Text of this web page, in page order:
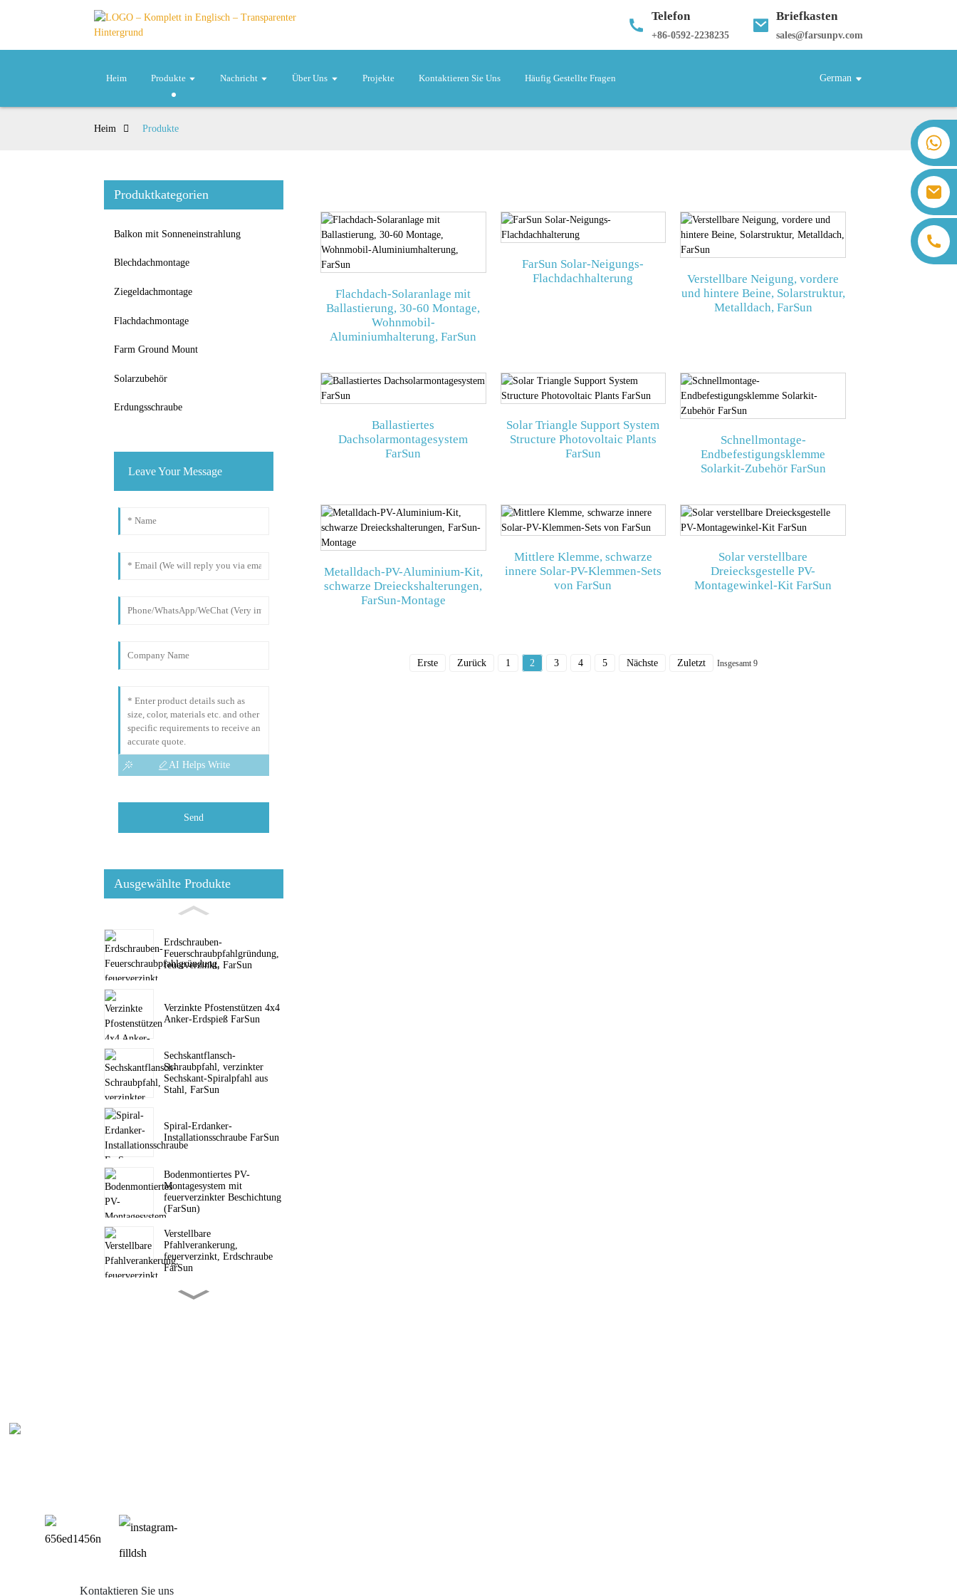
Telefon
+86-0592-2238235
Briefkasten
sales@farsunpv.com
Heim Produkte Nachricht Über Uns Projekte Kontaktieren Sie Uns Häufig Gestellte Fragen German
Heim Produkte
Produktkategorien
Balkon mit Sonneneinstrahlung
Blechdachmontage
Ziegeldachmontage
Flachdachmontage
Farm Ground Mount
Solarzubehör
Erdungsschraube
Leave Your Message
AI Helps Write
Send
Ausgewählte Produkte
Erdschrauben-
Feuerschraubpfahlgründung,
feuerverzinkt, FarSun
Verzinkte Pfostenstützen 4x4
Anker-Erdspieß FarSun
Sechskantflansch-
Schraubpfahl, verzinkter
Sechskant-Spiralpfahl aus
Stahl, FarSun
Spiral-Erdanker-
Installationsschraube FarSun
Bodenmontiertes PV-
Montagesystem mit
feuerverzinkter Beschichtung
(FarSun)
Verstellbare
Pfahlverankerung,
feuerverzinkt, Erdschraube
FarSun
Fundamente ohne Aushub,
Flachdach-Solaranlage mit
Ballastierung, 30-60 Montage,
Wohnmobil-
Aluminiumhalterung, FarSun
FarSun Solar-Neigungs-
Flachdachhalterung
Verstellbare Neigung, vordere
und hintere Beine, Solarstruktur,
Metalldach, FarSun
Ballastiertes
Dachsolarmontagesystem
FarSun
Solar Triangle Support System
Structure Photovoltaic Plants
FarSun
Schnellmontage-
Endbefestigungsklemme
Solarkit-Zubehör FarSun
Metalldach-PV-Aluminium-Kit,
schwarze Dreieckshalterungen,
FarSun-Montage
Mittlere Klemme, schwarze
innere Solar-PV-Klemmen-Sets
von FarSun
Solar verstellbare
Dreiecksgestelle PV-
Montagewinkel-Kit FarSun
Erste Zurück 1 2 3 4 5 Nächste Zuletzt Insgesamt 9
Kontaktieren Sie uns